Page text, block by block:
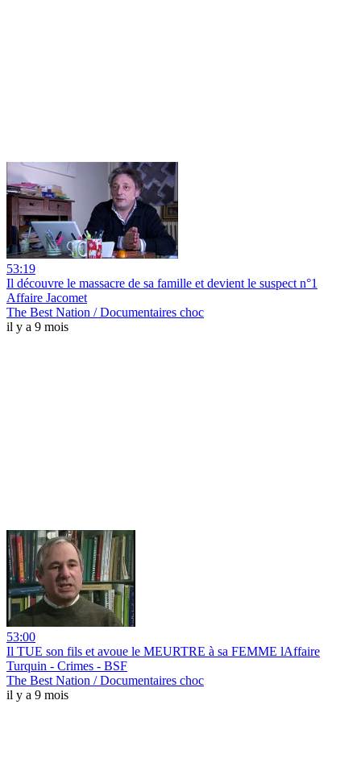
53:19
Il découvre le massacre de sa famille et devient le suspect n°1
Affaire Jacomet
The Best Nation / Documentaires choc
il y a 9 mois
53:00
Il TUE son fils et avoue le MEURTRE à sa FEMME lAffaire
Turquin - Crimes - BSF
The Best Nation / Documentaires choc
il y a 9 mois